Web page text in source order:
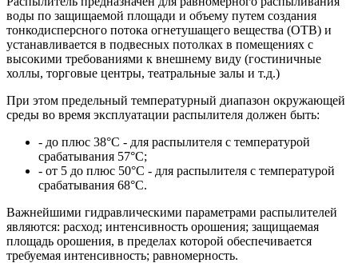
воды по защищаемой площади и объему путем создания
тонкодисперсного потока огнетушащего вещества (ОТВ) и
устанавливается в подвесных потолках в помещениях с
высокими требованиями к внешнему виду (гостиничные
холлы, торговые центры, театральные залы и т.д.)
При этом предельный температурный диапазон окружающей
среды во время эксплуатации распылителя должен быть:
- до плюс 38°С - для распылителя с температурой
срабатывания 57°С;
- от 5 до плюс 50°С - для распылителя с температурой
срабатывания 68°С.
Важнейшими гидравлическими параметрами распылителей
являются: расход; интенсивность орошения; защищаемая
площадь орошения, в пределах которой обеспечивается
требуемая интенсивность; равномерность.